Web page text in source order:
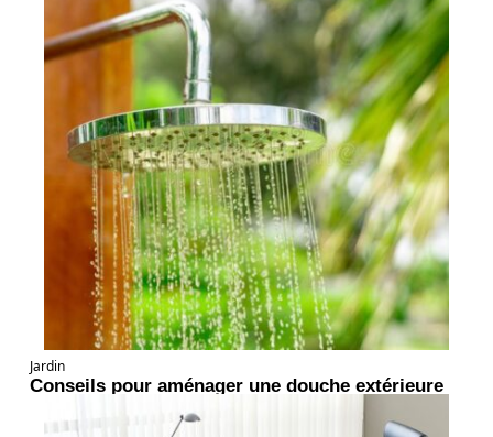
Jardin
Conseils pour aménager une douche extérieure